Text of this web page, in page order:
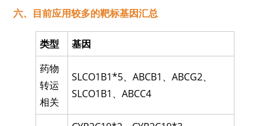
六、目前应用较多的靶标基因汇总
类型
基因
药物
转运
相关
SLCO1B1*5、ABCB1 、ABCG2、
SLCO1B1 、ABCC4